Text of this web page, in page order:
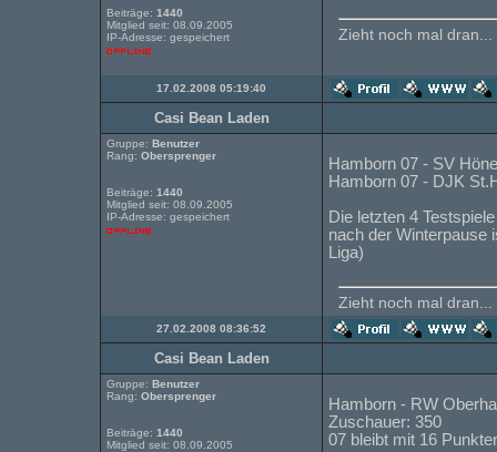
Beiträge: 1440
Mitglied seit: 08.09.2005
IP-Adresse: gespeichert
Zieht noch mal dran...
17.02.2008 05:19:40
Casi Bean Laden
Gruppe: Benutzer
Rang: Obersprenger
Beiträge: 1440
Mitglied seit: 08.09.2005
IP-Adresse: gespeichert
Hamborn 07 - SV
Hamborn 07 - DJK
Die letzten 4
nach der Winterpause
Liga)
Zieht noch mal dran...
27.02.2008 08:36:52
Casi Bean Laden
Gruppe: Benutzer
Rang: Obersprenger
Beiträge: 1440
Mitglied seit: 08.09.2005
Hamborn - RW
Zuschauer: 350
07 bleibt mit 16